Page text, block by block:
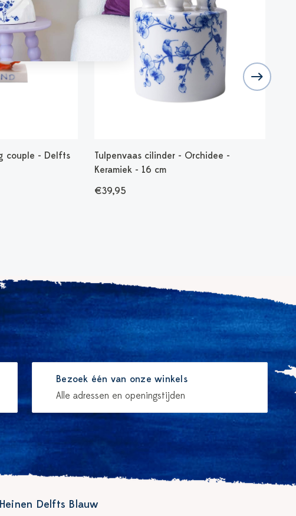
couple - Delfts
Tulpenvaas cilinder - Orchidee -
Keramiek - 16 cm
€39,95
Bezoek één van onze winkels
Alle adressen en openingstijden
Delfts Blauw